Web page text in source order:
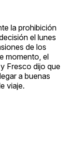
la prohibición
el lunes
de los
momento, el
Fresco dijo que
a buenas
viaje.